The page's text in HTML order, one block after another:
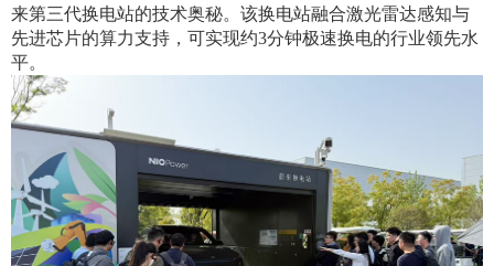
来第三代换电站的技术奥秘。该换电站融合激光雷达感知与
先进芯片的算力支持，可实现约3分钟极速换电的行业领先水
平。